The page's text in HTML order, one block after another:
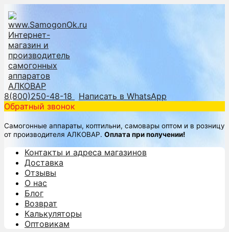
8(800)250-48-18
Написать в WhatsApp
Обратный звонок
Самогонные аппараты, коптильни, самовары оптом и в розницу
от производителя АЛКОВАР. Оплата при получении!
Контакты и адреса магазинов
Доставка
Отзывы
О нас
Блог
Возврат
Калькуляторы
Оптовикам